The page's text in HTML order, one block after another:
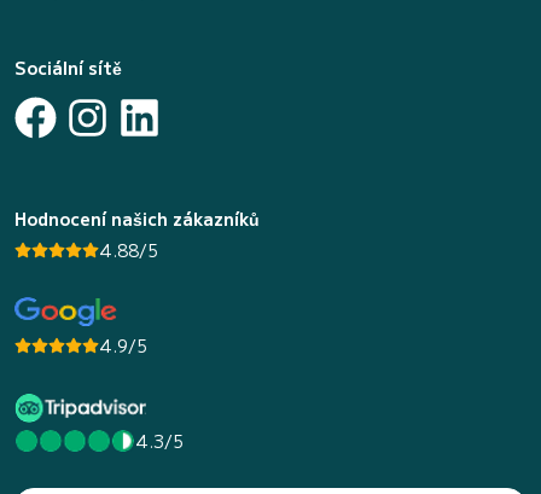
Sociální sítě
Hodnocení našich zákazníků
4.88/5
4.9/5
4.3/5